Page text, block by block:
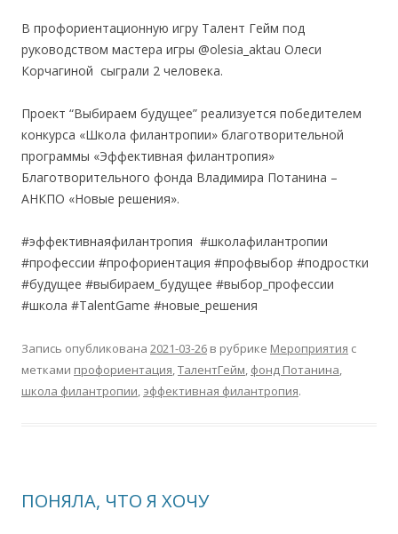
В профориентационную игру Талент Гейм под
руководством мастера игры @olesia_aktau Олеси
Корчагиной сыграли 2 человека.
Проект “Выбираем будущее” реализуется победителем
конкурса «Школа филантропии» благотворительной
программы «Эффективная филантропия»
Благотворительного фонда Владимира Потанина –
АНКПО «Новые решения».
#эффективнаяфилантропия #школафилантропии
#профессии #профориентация #профвыбор #подростки
#будущее #выбираем_будущее #выбор_профессии
#школа #TalentGame #новые_решения
Запись опубликована 2021-03-26 в рубрике Мероприятия с
метками профориентация,ТалентГейм, фонд Потанина,
школа филантропии, эффективная филантропия.
ПОНЯЛА, ЧТО Я ХОЧУ